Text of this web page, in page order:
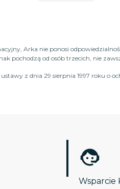
Arka nie ponosi
pochodzą od osób trzecich, nie
z dnia 29 sierpnia 1997 roku o
Wsparcie